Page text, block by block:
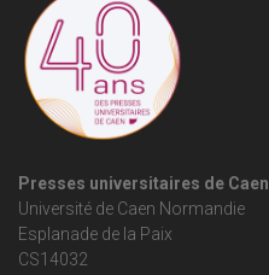
Presses universitaires de Caen
Université de Caen Normandie
Esplanade de la Paix
CS14032